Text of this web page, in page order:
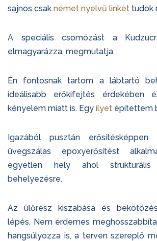
sajnos csak német nyelvű linket tudok
A speciális csomózást a
elmagyarázza, megmutatja.
Én fontosnak tartom a lábtartó
ideálisabb erőkifejtés érdekében
kényelem miatt is. Egy ilyet építettem
Igazából pusztán erősítésképpen
üvegszálas epoxyerősítést
egyetlen hely ahol
behelyezésre.
Az ülőrész kiszabása és
lépés. Nem érdemes
hangsúlyozza is, a terven szereplő